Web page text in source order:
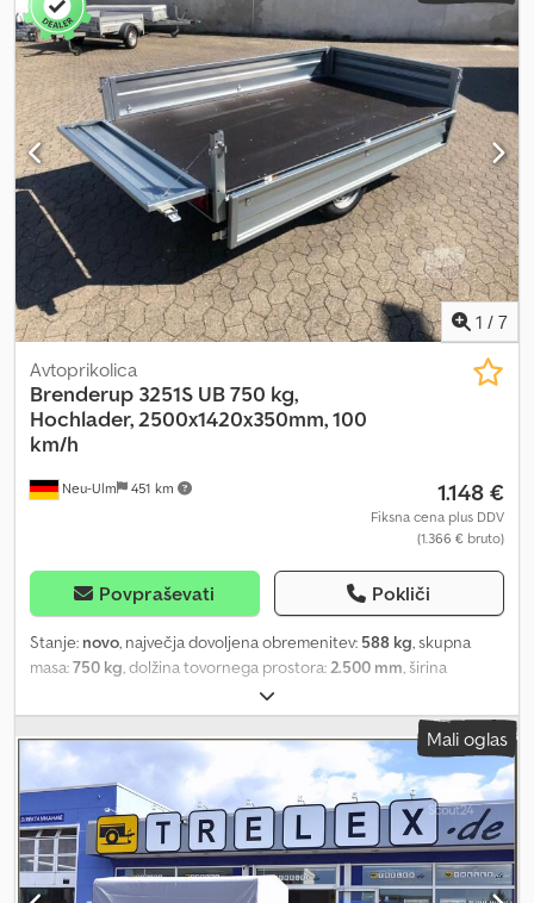
1 / 7
Neu-Ulm 451 km
Avtoprikolica
Brenderup 3251S UB 750 kg,
Hochlader, 2500x1420x350mm, 100
km/h
1.148 €
Fiksna cena plus DDV
(1.366 € bruto)
Povpraševati Pokliči
Stanje: novo, največja dovoljena obremenitev: 588 kg, skupna
masa:750 kg , dolžina tovornega prostora: 2.500 mm , širina
, višina nakladalnega prostora:
mm, prostornina tovornega prostora:1,4 m³, barva:drugo,
gradbena višina:960 mm, delovna širina:1.490 mm, Proizvajalec:
Brenderup Tip: Brenderup 3251S UB Nosilnost: Jeklena prikolica
Dovoljena skupna masa: 750 kg, brez zavore Nosilnost: 588 kg
Lastna masa: 162 kg Dimenzije tovornega prostora: 2500 x 1420 x
350 mm Pnevmatike: 13 palcev Chsdpfxsgfwz Do Anqja Višina
nakladalne platforme: 610 mm Vse stranske stene so odstranljive
in zložljive Vključno z 6 pritrdilnimi točkami Cena vključno s
Mali oglas